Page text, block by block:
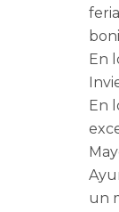
En
En
un